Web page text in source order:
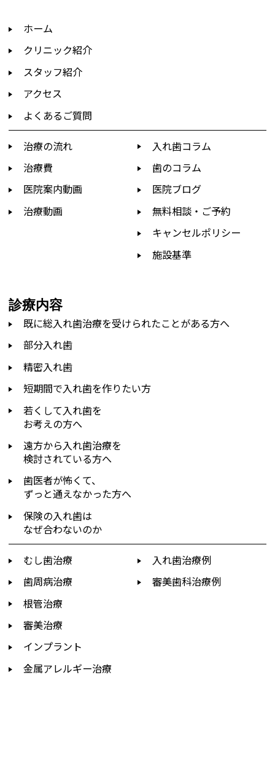
ホーム
クリニック紹介
スタッフ紹介
アクセス
よくあるご質問
治療の流れ
治療費
医院案内動画
治療動画
入れ歯コラム
歯のコラム
医院ブログ
無料相談・ご予約
キャンセルポリシー
施設基準
診療内容
既に総入れ歯治療を受けられたことがある方へ
部分入れ歯
精密入れ歯
短期間で入れ歯を作りたい方
若くして入れ歯を
お考えの方へ
遠方から入れ歯治療を
検討されている方へ
歯医者が怖くて、
ずっと通えなかった方へ
保険の入れ歯は
なぜ合わないのか
むし歯治療
歯周病治療
根管治療
審美治療
インプラント
金属アレルギー治療
入れ歯治療例
審美歯科治療例